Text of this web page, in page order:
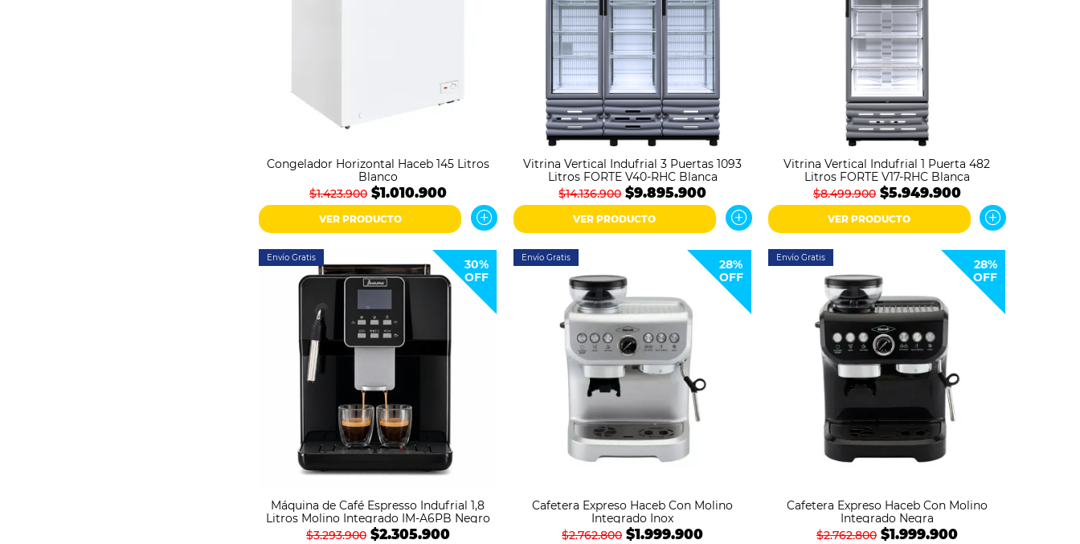
Congelador Horizontal Haceb 145 Litros
Blanco
$1.423.900 $1.010.900
VER PRODUCTO
Vitrina Vertical Indufrial 3 Puertas 1093
Litros FORTE V40-RHC Blanca
$14.136.900 $9.895.900
VER PRODUCTO
Vitrina Vertical Indufrial 1 Puerta 482
Litros FORTE V17-RHC Blanca
$8.499.900 $5.949.900
VER PRODUCTO
Envío Gratis
30%
OFF
Máquina de Café Espresso Indufrial 1,8
Litros Molino Integrado IM-A6PB Negro
$3.293.900 $2.305.900
Envío Gratis
28%
OFF
Cafetera Expreso Haceb Con Molino
Integrado Inox
$2.762.800 $1.999.900
Envío Gratis
28%
OFF
Cafetera Expreso Haceb Con Molino
Integrado Negra
$2.762.800 $1.999.900